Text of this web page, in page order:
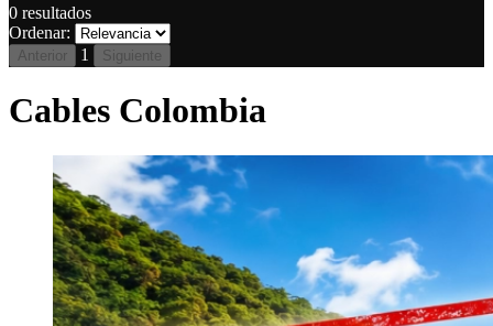
0 resultados
Ordenar:
Anterior 1 Siguiente
Cables Colombia